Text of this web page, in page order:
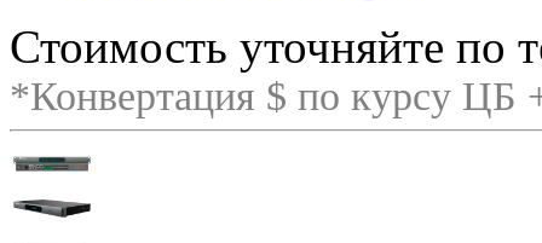
Стоимость уточняйте по
*Конвертация $ по курсу ЦБ